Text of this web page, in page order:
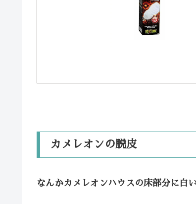
カメレオンの脱皮
なんかカメレオンハウスの床部分に白